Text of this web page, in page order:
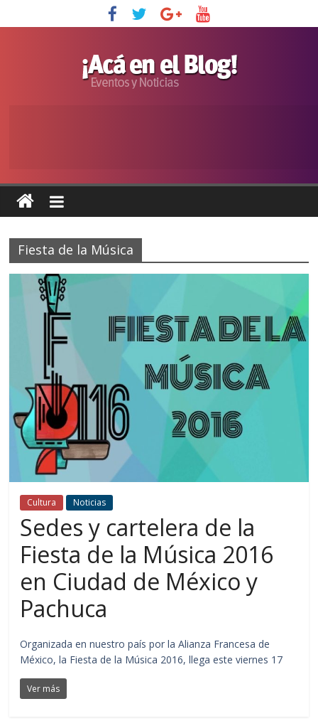
Fiesta de la Música
Cultura Noticias
Sedes y cartelera de la
Fiesta de la Música 2016
en Ciudad de México y
Pachuca
Organizada en nuestro país por la Alianza Francesa de
México, la Fiesta de la Música 2016, llega este viernes 17
Ver más